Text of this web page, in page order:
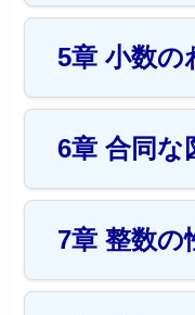
5章 小数の
6章 合同な
7章 整数の